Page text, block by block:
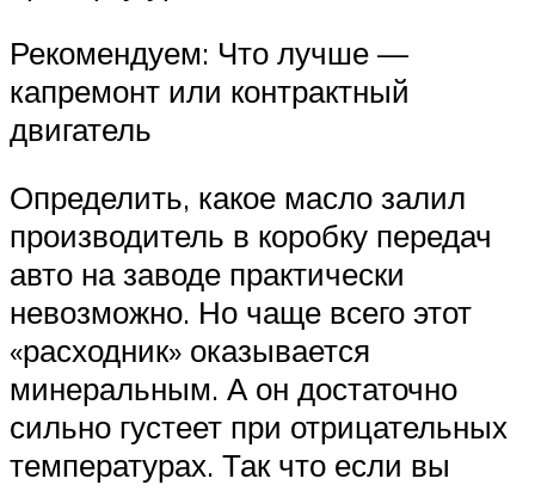
Рекомендуем: Что лучше —
капремонт или контрактный
двигатель
Определить, какое масло залил
производитель в коробку передач
авто на заводе практически
невозможно. Но чаще всего этот
«расходник» оказывается
минеральным. А он достаточно
сильно густеет при отрицательных
температурах. Так что если вы